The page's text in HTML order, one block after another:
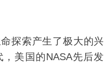
探索产生了极大的兴
美国的NASA先后发